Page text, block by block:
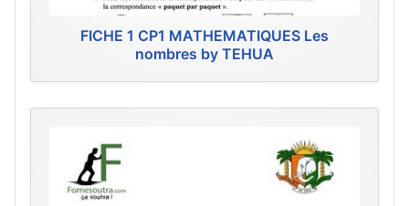
FICHE 1 CP1 MATHEMATIQUES Les
nombres by TEHUA